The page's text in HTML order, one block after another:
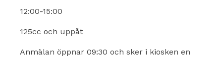
12:00-15:00
125cc och uppåt
Anmälan öppnar 09:30 och sker i kiosken en